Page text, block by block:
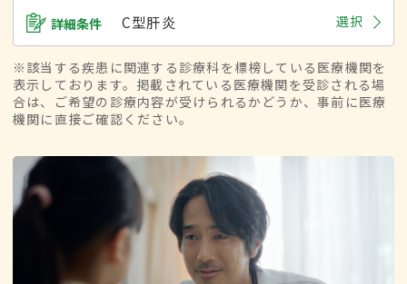
詳細条件 C型肝炎 選択
※該当する疾患に関連する診療科を標榜している医療機関を
表示しております。掲載されている医療機関を受診される場
合は、ご希望の診療内容が受けられるかどうか、事前に医療
機関に直接ご確認ください。